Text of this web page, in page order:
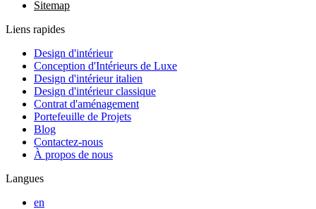
Sitemap
Liens rapides
Design d'intérieur
Conception d'Intérieurs de Luxe
Design d'intérieur italien
Design d'intérieur classique
Contrat d'aménagement
Portefeuille de Projets
Blog
Contactez-nous
À propos de nous
Langues
en